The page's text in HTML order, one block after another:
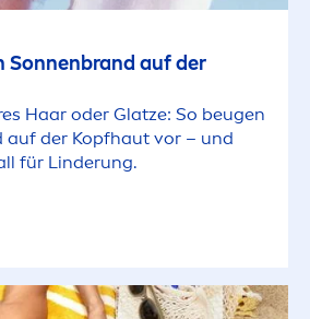
Sonnenbrand auf der
Haar oder Glatze: So beugen
auf der Kopfhaut vor – und
für Linderung.